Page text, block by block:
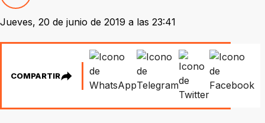
Jueves, 20 de junio de 2019 a las 23:41
COMPARTIR